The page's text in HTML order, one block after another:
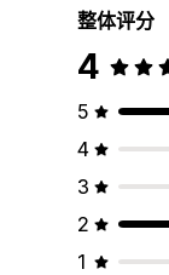
整体评分
4
5
4
3
2
1